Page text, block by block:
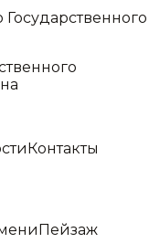
Контакты
Пейзаж